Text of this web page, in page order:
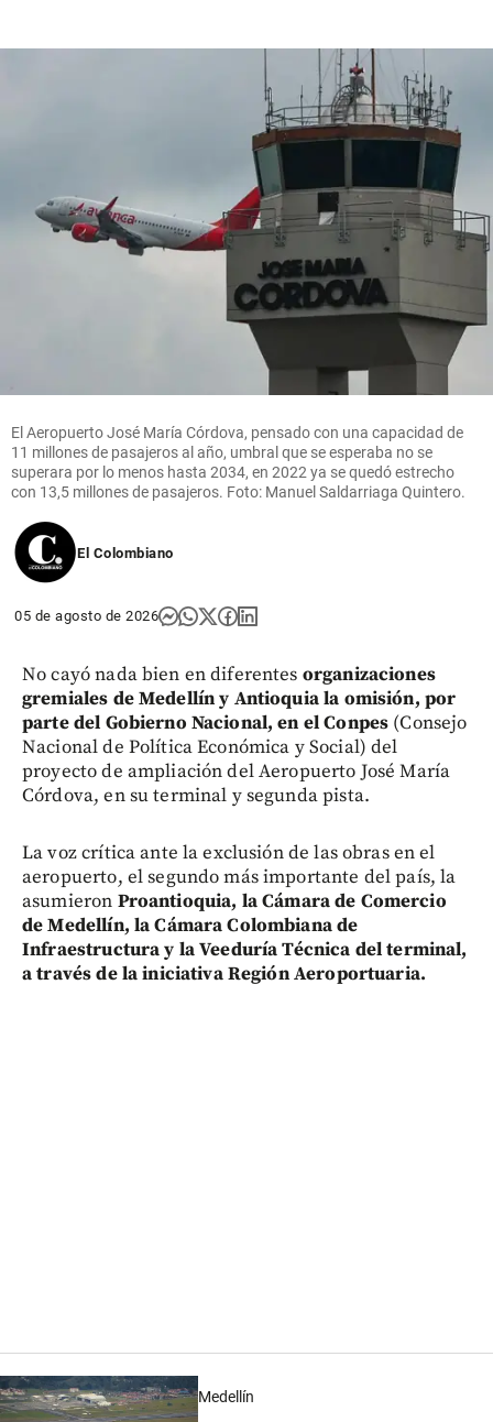
El Aeropuerto José María Córdova, pensado con una capacidad de
11 millones de pasajeros al año, umbral que se esperaba no se
superara por lo menos hasta 2034, en 2022 ya se quedó estrecho
con 13,5 millones de pasajeros. Foto: Manuel Saldarriaga Quintero.
El Colombiano
05 de agosto de 2026
No cayó nada bien en diferentes organizaciones
gremiales de Medellín y Antioquia la omisión, por
parte del Gobierno Nacional, en el Conpes (Consejo
Nacional de Política Económica y Social) del
proyecto de ampliación del Aeropuerto José María
Córdova, en su terminal y segunda pista.
La voz crítica ante la exclusión de las obras en el
aeropuerto, el segundo más importante del país, la
asumieron Proantioquia, la Cámara de Comercio
de Medellín, la Cámara Colombiana de
Infraestructura y la Veeduría Técnica del terminal,
a través de la iniciativa Región Aeroportuaria.
Medellín